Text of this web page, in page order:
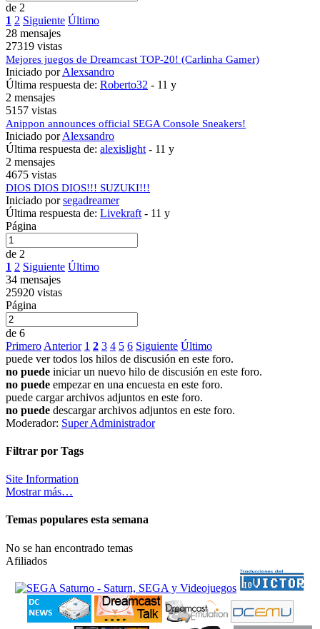
de 2
1 2 Siguiente Último
28 mensajes
27319 vistas
Mejores juegos de Dreamcast TOP-20! (Carlinha Gamer)
Iniciado porAlexsandro
Última respuesta de: Roberto32 - 11 y
2 mensajes
5157 vistas
Anippon announces official SEGA Console Sneakers!
Iniciado porAlexsandro
Última respuesta de: alexislight - 11 y
2 mensajes
4675 vistas
DIOS DIOS DIOS!!! SUZUKI!!!
Iniciado porsegadreamer
Última respuesta de: Livekraft - 11 y
Página
de 2
1 2 Siguiente Último
34 mensajes
25920 vistas
Página
de 6
Primero Anterior 1 2 3 4 5 6 Siguiente Último
puede ver todos los hilos de discusión en este foro.
no puede iniciar un nuevo hilo de discusión en este foro.
no puede empezar en una encuesta en este foro.
puede cargar archivos adjuntos en este foro.
no puede descargar archivos adjuntos en este foro.
Moderador: Super Administrador
Filtrar por Tags
Site Information
Mostrar más…
Temas populares esta semana
No se han encontrado temas
Afiliados